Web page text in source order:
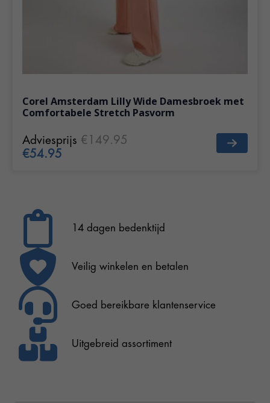
Corel Amsterdam Lilly Wide Damesbroek met
Comfortabele Stretch Pasvorm
Adviesprijs €149.95
€54.95
14 dagen bedenktijd
Veilig winkelen en betalen
Goed bereikbare klantenservice
Uitgebreid assortiment